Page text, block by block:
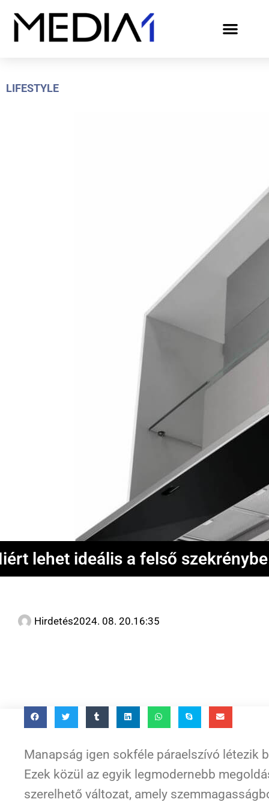
LIFESTYLE
lehet ideális a felső
Hirdetés2024. 08. 20.16:35
Manapság igen sokféle páraelszívó létezik
Ezek közül az egyik legmodernebb
szerelhető változat, amely